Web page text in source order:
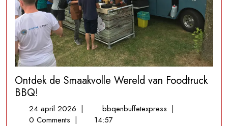
Ontdek de Smaakvolle Wereld van Foodtruck
BBQ!
24 april 2026 24| bbqenbuffetexpress Ontdek
|
0 Comments |
14:57